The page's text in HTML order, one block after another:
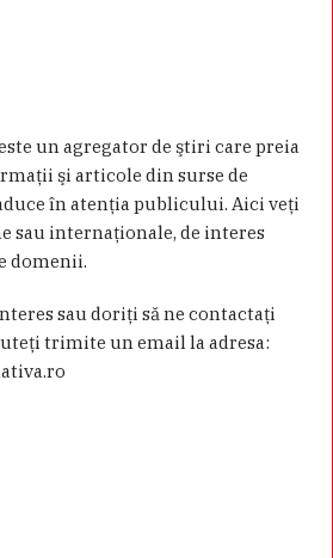
un agregator de ştiri care preia
şi articole din surse de
în atenţia publicului. Aici veţi
sau internaţionale, de interes
domenii.
sau doriţi să ne contactaţi
trimite un email la adresa: